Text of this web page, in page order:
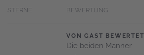
STERNE BEWERTUNG
VON GAST BEWERTET
Die beiden Männer